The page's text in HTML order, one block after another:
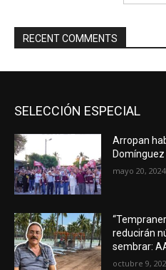
RECENT COMMENTS
SELECCIÓN ESPECIAL
Arropan
mayo 20, 2024
reducirán
sembrar:
octubre 9,